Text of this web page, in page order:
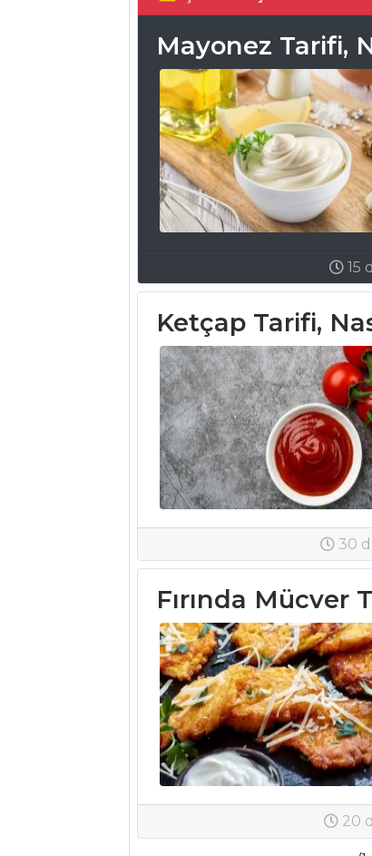
Mercimekli Dolama
Börek Tarifi, Nasıl
Tarifi, Nasıl Yapılır?
Buğulama Tarifi,
Bulamalı Karma
Somon Rulo
MEZELER VE
Mısır Gevrekli
Tarifi, Nasıl Yapılır?
Köftesi Tarifi, Nasıl
Mayonez Tarifi,
15
Ketçap Tarifi,
30
Fırında Mücver
20